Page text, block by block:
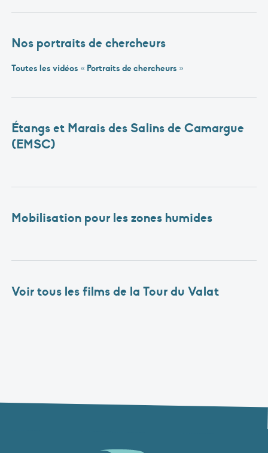
Nos portraits de chercheurs
Toutes les vidéos « Portraits de chercheurs »
Étangs et Marais des Salins de Camargue
(EMSC)
Mobilisation pour les zones humides
Voir tous les films de la Tour du Valat